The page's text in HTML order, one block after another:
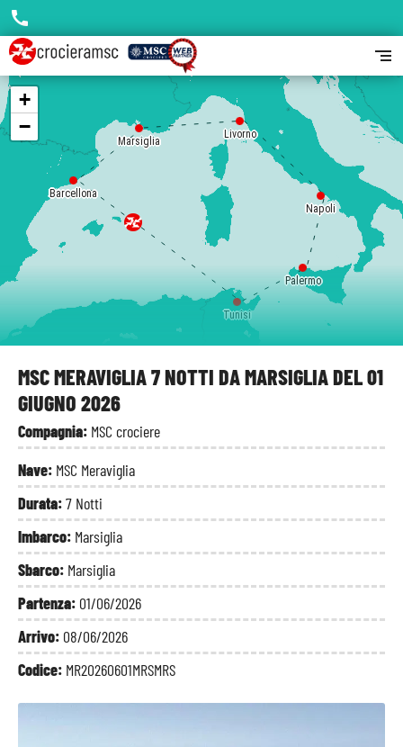
MSC MERAVIGLIA 7 NOTTI DA MARSIGLIA DEL 01
GIUGNO 2026
Compagnia: MSC crociere
Nave: MSC Meraviglia
Durata:7 Notti
Imbarco: Marsiglia
Sbarco: Marsiglia
Partenza: 01/06/2026
Arrivo: 08/06/2026
Codice: MR20260601MRSMRS
Marsiglia
Barcellona
Tunisi
Palermo
Napoli
Livorno
+
−
call
segment